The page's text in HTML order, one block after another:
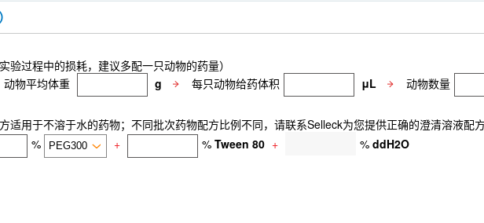
过程中的损耗，建议多配一只动物的药量）
动物平均体重 g 每只动物给药体积 μL 动物数量
适用于不溶于水的药物；不同批次药物配方比例不同，请联系Selleck为您提供正确的澄清溶液配
% + % Tween 80 + % ddH2O